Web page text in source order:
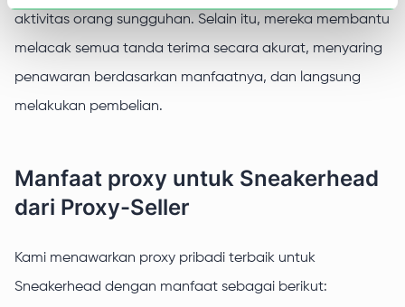
aktivitas orang sungguhan. Selain itu, mereka membantu
melacak semua tanda terima secara akurat, menyaring
penawaran berdasarkan manfaatnya, dan langsung
melakukan pembelian.
Manfaat proxy untuk Sneakerhead
dari Proxy-Seller
Kami menawarkan proxy pribadi terbaik untuk
Sneakerhead dengan manfaat sebagai berikut: